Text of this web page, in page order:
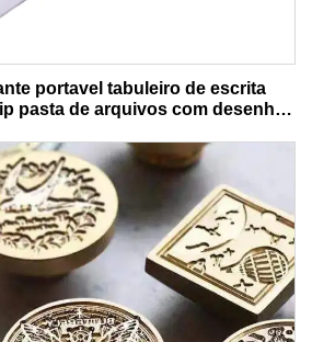
portavel tabuleiro de escrita
pasta de arquivos com desenho
escola